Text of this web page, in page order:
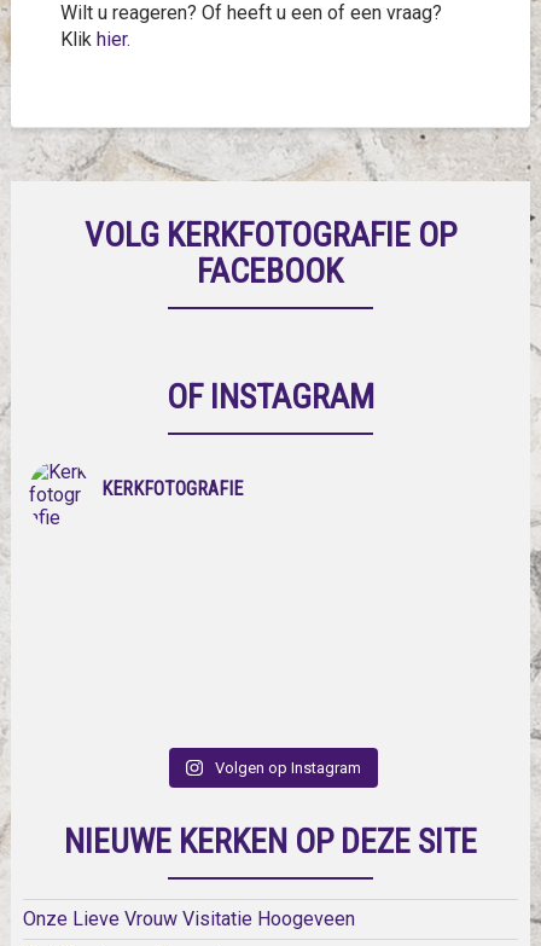
Wilt u reageren? Of heeft u een of een vraag?
Klik hier.
VOLG KERKFOTOGRAFIE OP
FACEBOOK
OF INSTAGRAM
KERKFOTOGRAFIE
Volgen op Instagram
NIEUWE KERKEN OP DEZE SITE
Onze Lieve Vrouw Visitatie Hoogeveen